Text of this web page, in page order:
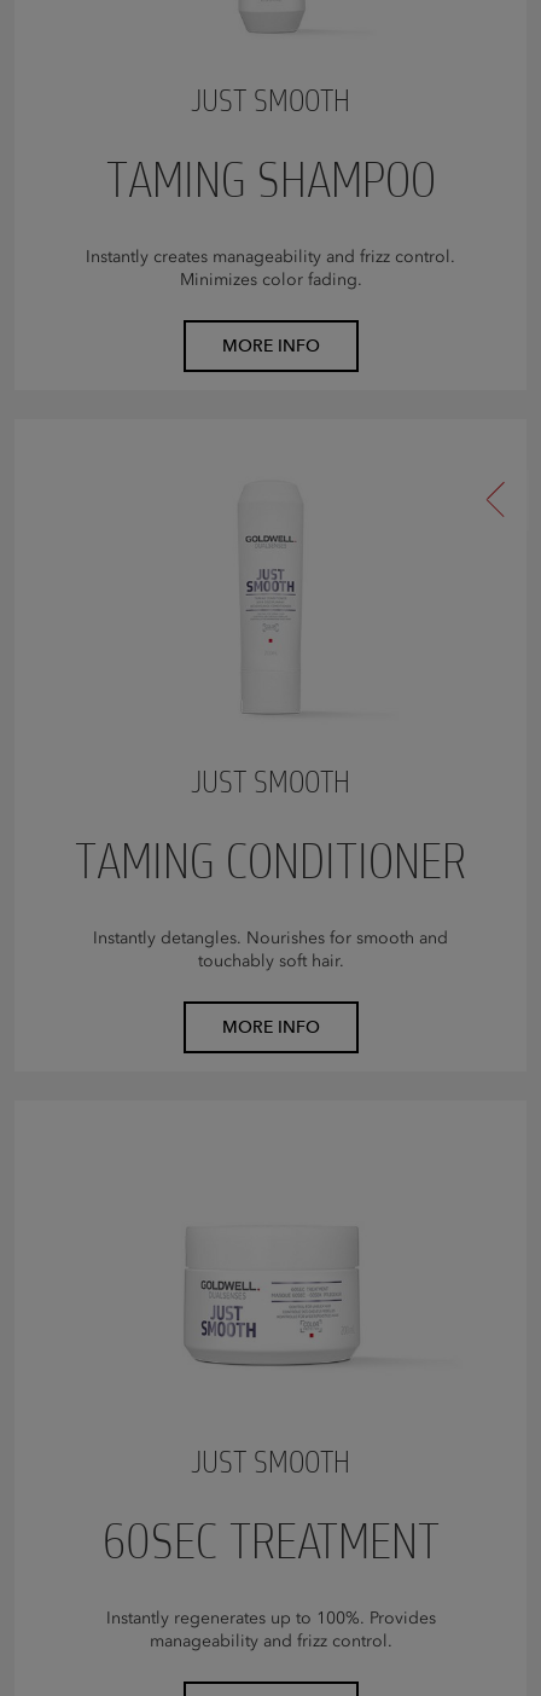
JUST SMOOTH
TAMING SHAMPOO
Instantly creates manageability and frizz control.
Minimizes color fading.
MORE INFO
JUST SMOOTH
TAMING CONDITIONER
Instantly detangles. Nourishes for smooth and
touchably soft hair.
MORE INFO
JUST SMOOTH
60SEC TREATMENT
Instantly regenerates up to 100%. Provides
manageability and frizz control.